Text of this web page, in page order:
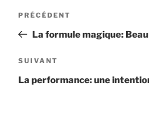
Navigation
l’article
Article
précédent
PRÉCÉDENT
La formule magique:
Article
suivant
SUIVANT
La performance: une